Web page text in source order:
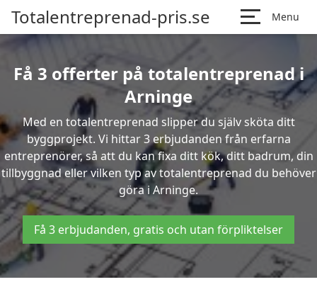
Totalentreprenad-pris.se Menu
Få 3 offerter på totalentreprenad i
Arninge
Med en totalentreprenad slipper du själv sköta ditt
byggprojekt. Vi hittar 3 erbjudanden från erfarna
entreprenörer, så att du kan fixa ditt kök, ditt badrum, din
tillbyggnad eller vilken typ av totalentreprenad du behöver
göra i Arninge.
Få 3 erbjudanden, gratis och utan förpliktelser